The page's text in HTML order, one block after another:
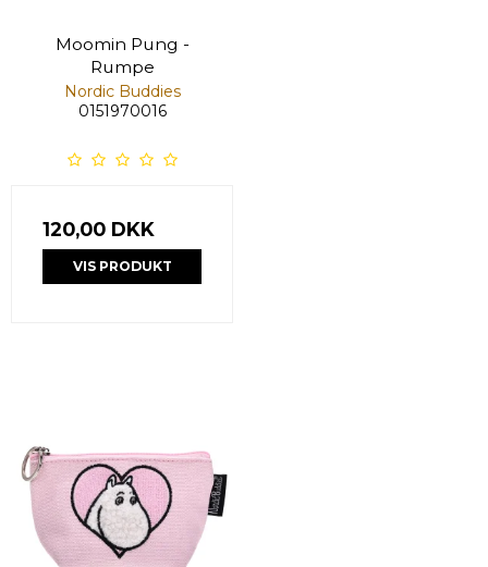
Moomin Pung -
Rumpe
Nordic Buddies
0151970016
120,00 DKK
VIS PRODUKT